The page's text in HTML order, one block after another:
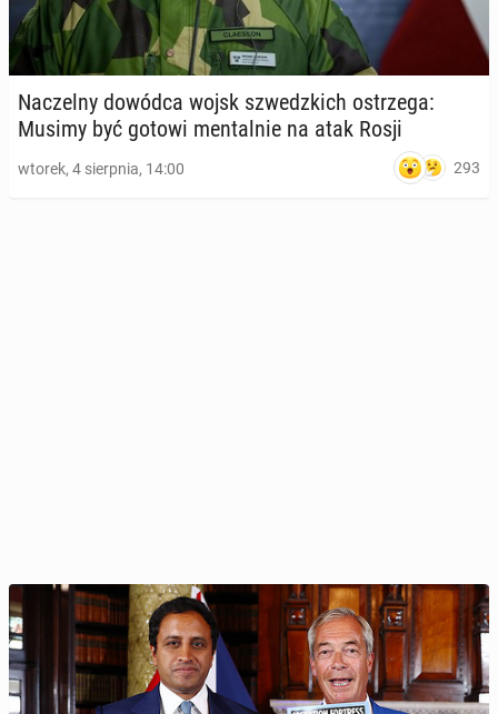
Na­czel­ny dowódca wojsk szwedz­kich ostrze­ga:
Musimy być gotowi men­tal­nie na atak Rosji
wtorek, 4 sierpnia, 14:00 293